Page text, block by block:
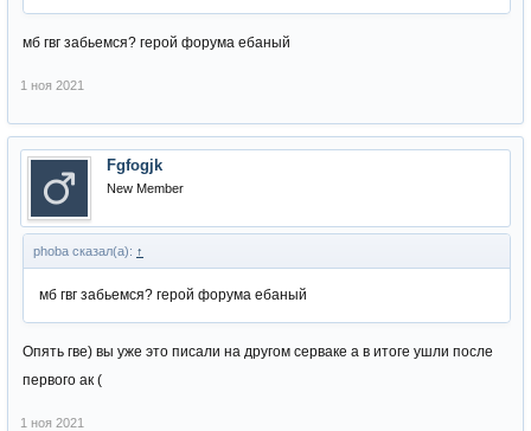
мб гвг забьемся? герой форума ебаный
1 ноя 2021
Fgfogjk
New Member
phoba сказал(а): ↑
мб гвг забьемся? герой форума ебаный
Опять гве) вы уже это писали на другом серваке а в итоге ушли после
первого ак (
1 ноя 2021